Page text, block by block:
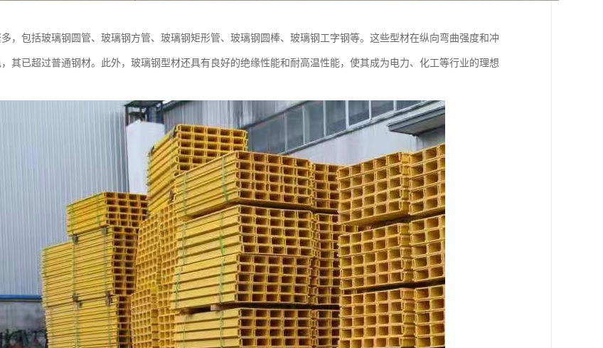
，包括玻璃钢圆管、玻璃钢方管、玻璃钢矩形管、玻璃钢圆棒、玻璃钢工字钢等。这些型材在纵向弯曲强度和冲
其已超过普通钢材。此外，玻璃钢型材还具有良好的绝缘性能和耐高温性能，使其成为电力、化工等行业的理想